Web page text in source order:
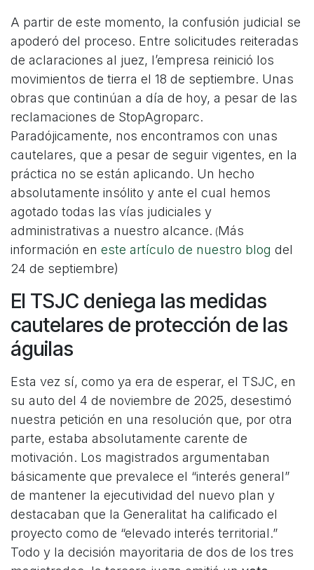
A partir de este momento, la confusión judicial se
apoderó del proceso. Entre solicitudes reiteradas
de aclaraciones al juez, l’empresa reinició los
movimientos de tierra el 18 de septiembre. Unas
obras que continúan a día de hoy, a pesar de las
reclamaciones de StopAgroparc.
Paradójicamente, nos encontramos con unas
cautelares, que a pesar de seguir vigentes, en la
práctica no se están aplicando. Un hecho
absolutamente insólito y ante el cual hemos
agotado todas las vías judiciales y
administrativas a nuestro alcance. (Más
información en este artículo de nuestro blog del
24 de septiembre)
El TSJC deniega las medidas
cautelares de protección de las
águilas
Esta vez sí, como ya era de esperar, el TSJC, en
su auto del 4 de noviembre de 2025, desestimó
nuestra petición en una resolución que, por otra
parte, estaba absolutamente carente de
motivación. Los magistrados argumentaban
básicamente que prevalece el “interés general”
de mantener la ejecutividad del nuevo plan y
destacaban que la Generalitat ha calificado el
proyecto como de “elevado interés territorial.”
Todo y la decisión mayoritaria de dos de los tres